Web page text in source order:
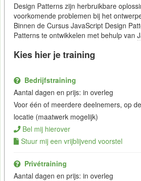
Design Patterns zijn herbruikbare
voorkomende problemen bij het
Binnen de Cursus JavaScript Design
Patterns te ontwikkelen met behulp van
Kies hier je training
Bedrijfstraining
Aantal dagen en prijs: in overleg
Voor één of meerdere deelnemers, op
locatie (maatwerk mogelijk)
Bel mij hierover
Stuur mij een vrijblijvend voorstel
Privétraining
Aantal dagen en prijs: in overleg